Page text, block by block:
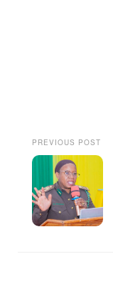
PREVIOUS POST